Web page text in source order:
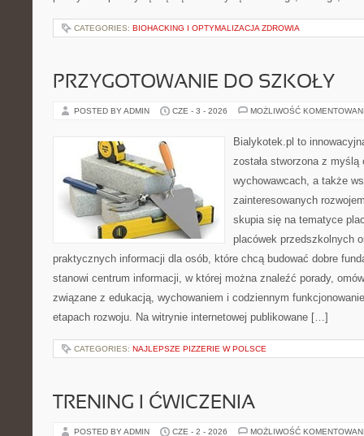
CATEGORIES: BIOHACKING I OPTYMALIZACJA ZDROWIA
PRZYGOTOWANIE DO SZKOŁY
POSTED BY ADMIN CZE - 3 - 2026 MOŻLIWOŚĆ
Bialykotek.pl to
została stworzona z myślą
wychowawcach, a także
zainteresowanych
skupia się na tematyce
placówek przedszkolnych
praktycznych informacji dla osób, które chcą budować dobre
stanowi centrum informacji, w której można znaleźć porady,
związane z edukacją, wychowaniem i codziennym
etapach rozwoju. Na witrynie internetowej publikowane […]
CATEGORIES: NAJLEPSZE PIZZERIE W POLSCE
TRENING I ĆWICZENIA
POSTED BY ADMIN CZE - 2 - 2026 MOŻLIWOŚĆ